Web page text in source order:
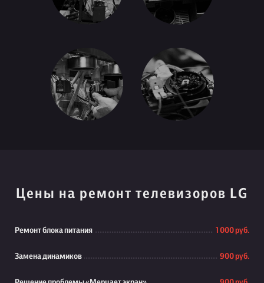
Цены на ремонт телевизоров LG
Ремонт блока питания 1 000 руб.
Замена динамиков 900 руб.